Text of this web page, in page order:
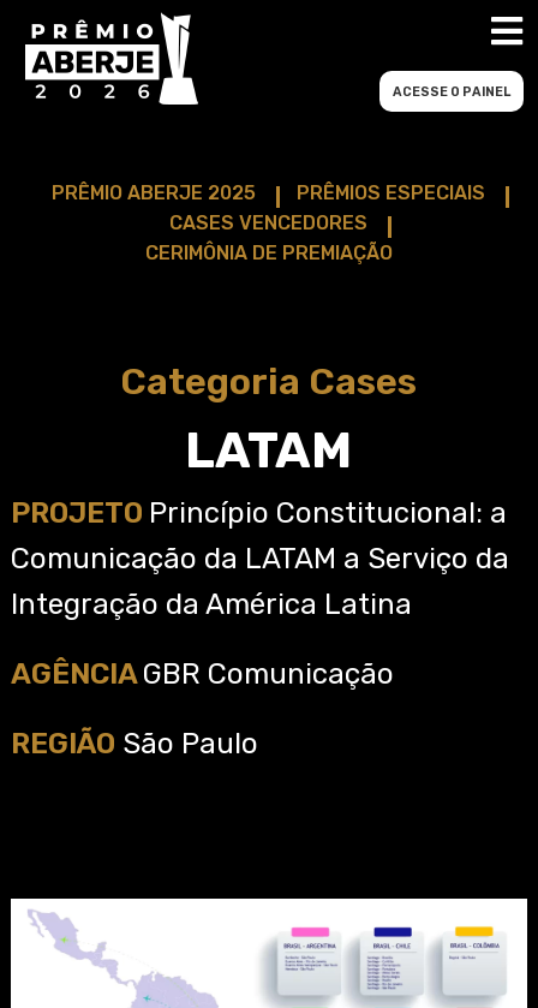
ACESSE O PAINEL
PRÊMIO ABERJE 2025
PRÊMIOS ESPECIAIS
CASES VENCEDORES
CERIMÔNIA DE PREMIAÇÃO
Categoria Cases
LATAM
PROJETO Princípio Constitucional: a
Comunicação da LATAM a Serviço da
Integração da América Latina
AGÊNCIAGBR Comunicação
REGIÃO São Paulo